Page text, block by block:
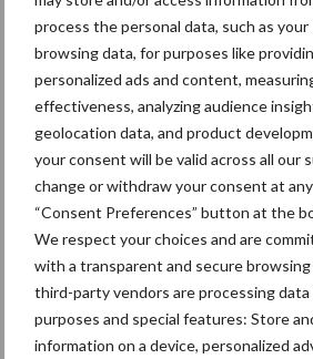
process the personal data, such as your
browsing data, for purposes like
personalized ads and content,
effectiveness, analyzing audience
geolocation data, and product
your consent will be valid across all our
change or withdraw your consent at
“Consent Preferences” button at the
We respect your choices and are
with a transparent and secure
third-party vendors are processing
purposes and special features: Store
information on a device, personalized
onderschatte
voor mastitis
ForFarmers
krimpende
markt
Themapagina's